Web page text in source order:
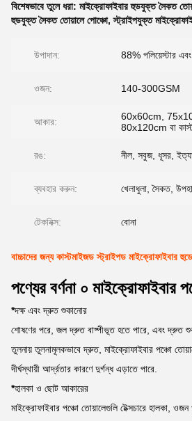
বিশেষভাবে তুলে ধরা: মাইক্রোফাইবার হুডযুক্ত সৈকত
হুডযুক্ত সৈকত তোয়ালে পোঞ্চো,স্ট্রাইপযুক্ত
উপাদান: 88% পলিয়েস্টার
ওজন: 140-300GSM
আকার:
60x60cm,
80x120cm বা
রঙ: নীল, সবুজ, ধূসর,
ব্যবহার করুন: খেলাধুলা, সৈকত,
টেকনিক্স: বোনা
বাচ্চাদের জন্য কাস্টমাইজড স্ট্রাইপড মাইক্রোফাইবার
পণ্যের বর্ণনা ০ মাইক্রোফাইবার
*দক্ষ এবং দ্রুত শুকানোর
শোষণের পরে, জল দ্রুত বাষ্পীভূত হতে পারে, এবং দ্রুত
তুলনায় তুলনামূলকভাবে দ্রুত, মাইক্রোফাইবার পঞ্চো
দীর্ঘস্থায়ী আর্দ্রতার কারণে দুর্গন্ধ এড়াতে পারে.
*হালকা ও ছোট আকারের
মাইক্রোফাইবার পঞ্চো তোয়ালেগুলি টেক্সচারে হালকা,